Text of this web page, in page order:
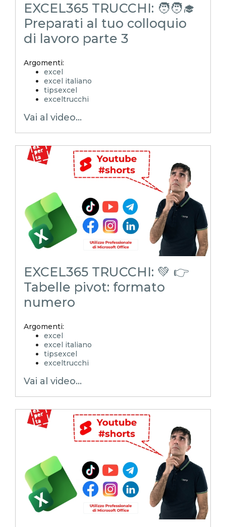
EXCEL365 TRUCCHI: 🧑🧑‍🎓
Preparati al tuo colloquio
di lavoro parte 3
Argomenti:
excel
excel italiano
tipsexcel
exceltrucchi
Xcamp
superexcel
exceltips
microsoft excel
excel_learning
excel_master
youtubeshorts
Vai al video...
EXCEL365 TRUCCHI: 💚 👉
Tabelle pivot: formato
numero
Argomenti:
excel
excel italiano
tipsexcel
exceltrucchi
Xcamp
superexcel
exceltips
microsoft excel
excel_learning
excel_master
youtubeshorts
Vai al video...